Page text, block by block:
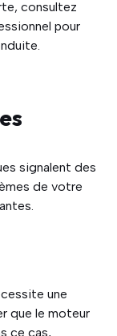
consultez
pour
signalent des
de votre
une
que le moteur
ce cas,